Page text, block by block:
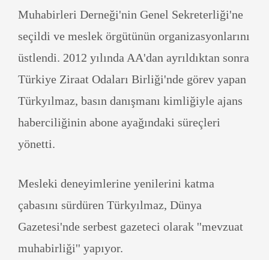
Muhabirleri Derneği'nin Genel Sekreterliği'ne
seçildi ve meslek örgütünün organizasyonlarını
üstlendi. 2012 yılında AA'dan ayrıldıktan sonra
Türkiye Ziraat Odaları Birliği'nde görev yapan
Türkyılmaz, basın danışmanı kimliğiyle ajans
haberciliğinin abone ayağındaki süreçleri
yönetti.
Mesleki deneyimlerine yenilerini katma
çabasını sürdüren Türkyılmaz, Dünya
Gazetesi'nde serbest gazeteci olarak ''mevzuat
muhabirliği'' yapıyor.